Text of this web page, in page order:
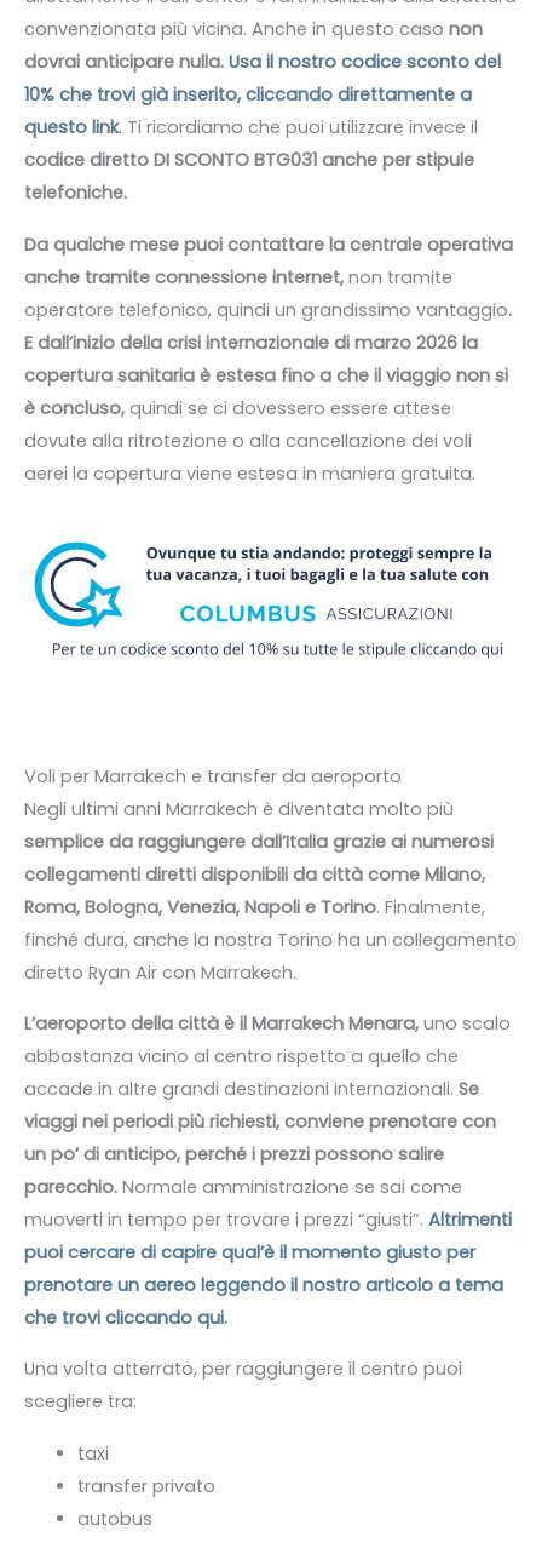
convenzionata più vicina. Anche in questo caso non
dovrai anticipare nulla. Usa il nostro codice sconto del
10% che trovi già inserito, cliccando direttamente a
questo link. Ti ricordiamo che puoi utilizzare invece il
codice diretto DI SCONTO BTG031 anche per stipule
telefoniche.
Da qualche mese puoi contattare la centrale operativa
anche tramite connessione internet, non tramite
operatore telefonico, quindi un grandissimo vantaggio.
E dall’inizio della crisi internazionale di marzo 2026 la
copertura sanitaria è estesa fino a che il viaggio non si
è concluso, quindi se ci dovessero essere attese
dovute alla ritrotezione o alla cancellazione dei voli
aerei la copertura viene estesa in maniera gratuita.
Voli per Marrakech e transfer da aeroporto
Negli ultimi anni Marrakech è diventata molto più
semplice da raggiungere dall’Italia grazie ai numerosi
collegamenti diretti disponibili da città come Milano,
Roma, Bologna, Venezia, Napoli e Torino. Finalmente,
finché dura, anche la nostra Torino ha un collegamento
diretto Ryan Air con Marrakech.
L’aeroporto della città è il Marrakech Menara, uno scalo
abbastanza vicino al centro rispetto a quello che
accade in altre grandi destinazioni internazionali. Se
viaggi nei periodi più richiesti, conviene prenotare con
un po’ di anticipo, perché i prezzi possono salire
parecchio. Normale amministrazione se sai come
muoverti in tempo per trovare i prezzi “giusti”. Altrimenti
puoi cercare di capire qual’è il momento giusto per
prenotare un aereo leggendo il nostro articolo a tema
che trovi cliccando qui.
Una volta atterrato, per raggiungere il centro puoi
scegliere tra:
taxi
transfer privato
autobus